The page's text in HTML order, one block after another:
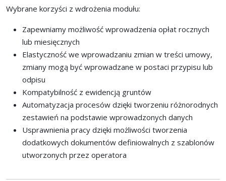
Wybrane korzyści z wdrożenia modułu:
Zapewniamy możliwość wprowadzenia opłat rocznych
lub miesięcznych
Elastyczność we wprowadzaniu zmian w treści umowy,
zmiany mogą być wprowadzane w postaci przypisu lub
odpisu
Kompatybilność z ewidencją gruntów
Automatyzacja procesów dzięki tworzeniu różnorodnych
zestawień na podstawie wprowadzonych danych
Usprawnienia pracy dzięki możliwości tworzenia
dodatkowych dokumentów definiowalnych z szablonów
utworzonych przez operatora